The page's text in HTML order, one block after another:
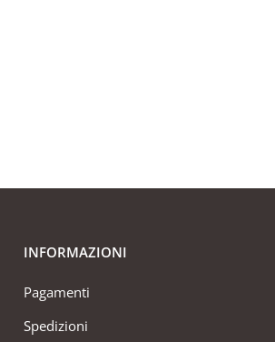
INFORMAZIONI
Pagamenti
Spedizioni